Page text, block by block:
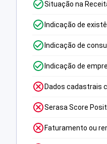
Situação na
Indicação de
Indicação de
Indicação de
Dados cadastrais
Serasa Score
Faturamento ou